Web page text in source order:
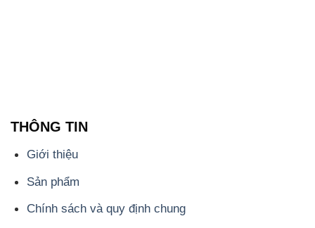
THÔNG TIN
Giới thiệu
Sản phẩm
Chính sách và quy định chung